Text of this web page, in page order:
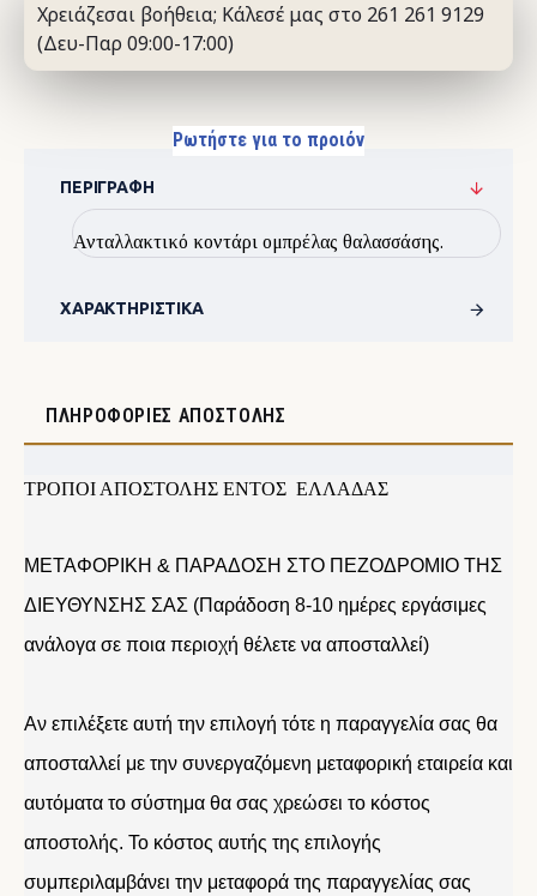
Χρειάζεσαι βοήθεια; Κάλεσέ μας στο 261 261 9129
(Δευ-Παρ 09:00-17:00)
Ρωτήστε για το προιόν
ΠΕΡΙΓΡΑΦΉ
Ανταλλακτικό κοντάρι ομπρέλας θαλασσάσης.
ΧΑΡΑΚΤΗΡΙΣΤΙΚΆ
ΠΛΗΡΟΦΟΡΊΕΣ ΑΠΟΣΤΟΛΉΣ
ΤΡΟΠΟΙ ΑΠΟΣΤΟΛΗΣ ΕΝΤΟΣ ΕΛΛΑΔΑΣ
ΜΕΤΑΦΟΡΙΚΗ & ΠΑΡΑΔΟΣΗ ΣΤΟ ΠΕΖΟΔΡΟΜΙΟ ΤΗΣ
ΔΙΕΥΘΥΝΣΗΣ ΣΑΣ (Παράδοση 8-10 ημέρες εργάσιμες
ανάλογα σε ποια περιοχή θέλετε να αποσταλλεί)
Αν επιλέξετε αυτή την επιλογή τότε η παραγγελία σας θα
αποσταλλεί με την συνεργαζόμενη μεταφορική εταιρεία και
αυτόματα το σύστημα θα σας χρεώσει το κόστος
αποστολής. Το κόστος αυτής της επιλογής
συμπεριλαμβάνει την μεταφορά της παραγγελίας σας